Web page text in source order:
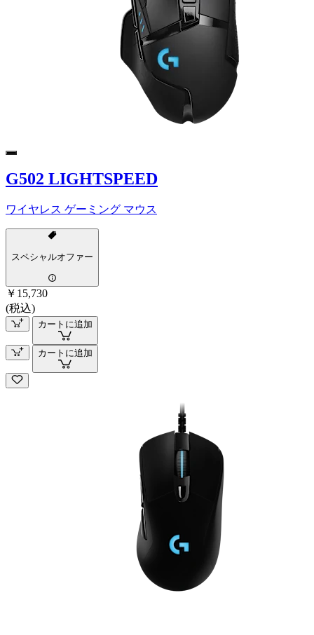
G502 LIGHTSPEED
ワイヤレス ゲーミング マウス
スペシャルオファー
￥15,730
(税込)
カートに追加
カートに追加